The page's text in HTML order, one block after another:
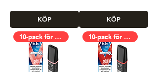
KÖP KÖP
10-pack för 399,00kr 10-pack för 399,00kr